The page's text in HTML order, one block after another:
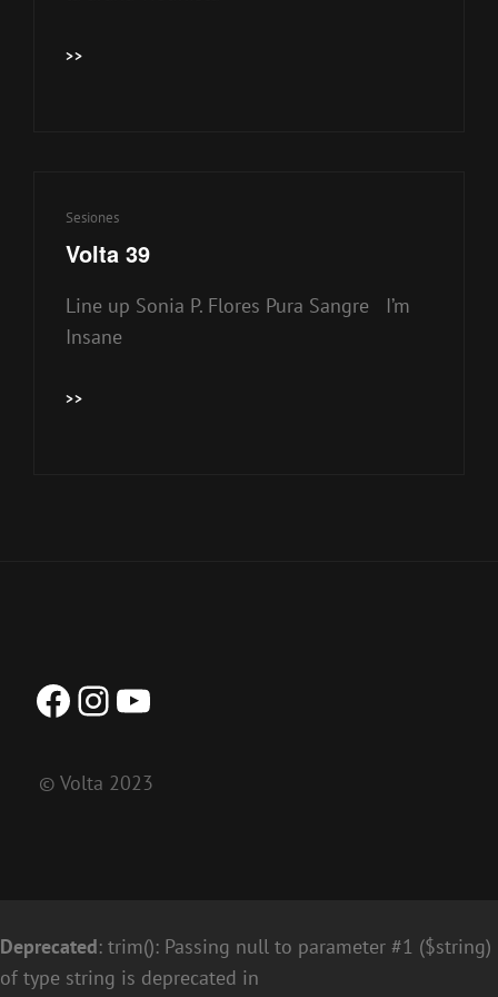
>>VOLTA
Enlaces
de
Sesiones
Volta 39
Line up Sonia P. Flores Pura Sangre I’m
Insane
>>VOLTA
Facebook
Instagram
YouTube
© Volta 2023
Deprecated: trim(): Passing null to parameter #1 ($string)
of type string is deprecated in